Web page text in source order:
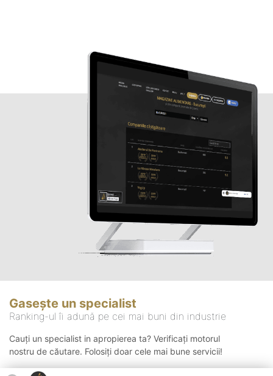
Gasește un specialist
Ranking-ul îi adună pe cei mai buni din industrie
Cauți un specialist in apropierea ta? Verificați motorul
nostru de căutare. Folosiți doar cele mai bune servicii!